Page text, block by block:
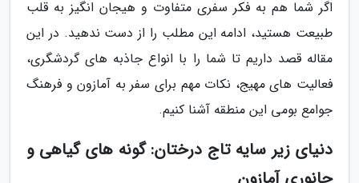
اگر شما هم به فکر سفری متفاوت و هیجان انگیز به قلب
طبیعت هستید، ادامه این مطلب را از دست ندهید. در این
مقاله قصد داریم تا شما را با انواع جاذبه های گردشگری،
فعالیت های مهیج، نکات مهم برای سفر به آمازون و فرهنگ
جوامع بومی این منطقه آشنا کنیم.
دنیای زیر سایه تاج درختان: گونه های گیاهی و